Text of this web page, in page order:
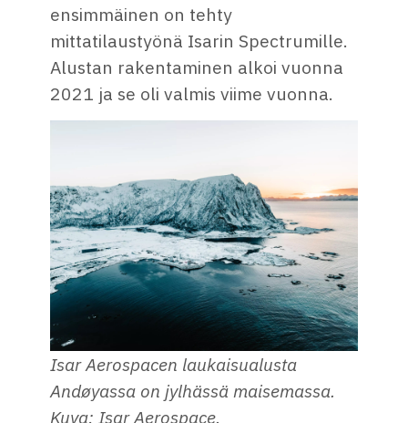
ensimmäinen on tehty
mittatilaustyönä Isarin Spectrumille.
Alustan rakentaminen alkoi vuonna
2021 ja se oli valmis viime vuonna.
Isar Aerospacen laukaisualusta
Andøyassa on jylhässä maisemassa.
Kuva: Isar Aerospace.